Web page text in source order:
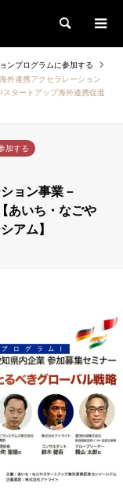
検索
ンプログラムに参加する
外連携アクセラレーション
タートアップ海外連携促進
加する
ョン事業－
あいち・なごや
アム】